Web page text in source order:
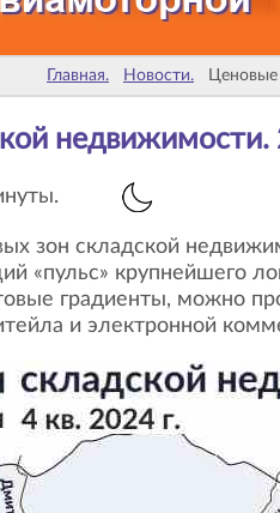
Главная. Новости.
«пульс» крупнейшего
градиенты, можно
и электронной